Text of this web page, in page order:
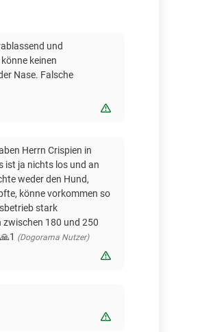
und
keinen
Nase. Falsche
Bewertung melden
Herrn Crispien in
ist ja nichts los und an
weder den Hund,
könne vorkommen so
stark
zwischen 180 und 250
(Dogorama Nutzer)
Bewertung melden
Bewertung melden